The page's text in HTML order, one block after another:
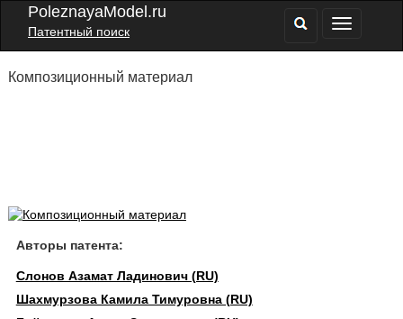
PoleznayaModel.ru
Патентный поиск
Композиционный материал
Авторы патента:
Слонов Азамат Ладинович (RU)
Шахмурзова Камила Тимуровна (RU)